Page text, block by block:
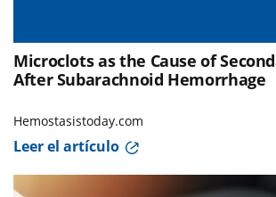
Microclots as the Cause of
After Subarachnoid Hemorrhage
Hemostasistoday.com
Leer el artículo